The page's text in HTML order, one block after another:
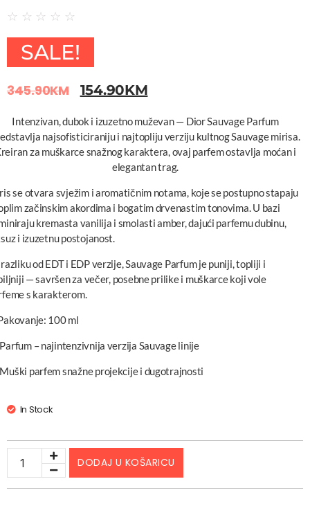
☆ ☆ ☆ ☆ ☆
SALE!
345.90KM 154.90KM
Intenzivan, dubok i izuzetno muževan — Dior Sauvage Parfum
najsofisticiraniju i najtopliju verziju kultnog Sauvage mirisa.
za muškarce snažnog karaktera, ovaj parfem ostavlja moćan i
elegantan trag.
se otvara svježim i aromatičnim notama, koje se postupno stapaju
začinskim akordima i bogatim drvenastim tonovima. U bazi
kremasta vanilija i smolasti amber, dajući parfemu dubinu,
i izuzetnu postojanost.
od EDT i EDP verzije, Sauvage Parfum je puniji, topliji i
— savršen za večer, posebne prilike i muškarce koji vole
s karakterom.
100 ml
– najintenzivnija verzija Sauvage linije
parfem snažne projekcije i dugotrajnosti
In Stock
DODAJ U KOŠARICU